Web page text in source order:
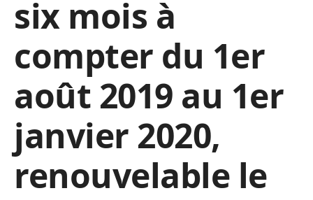
six mois à
compter du 1er
août 2019 au 1er
janvier 2020,
renouvelable le